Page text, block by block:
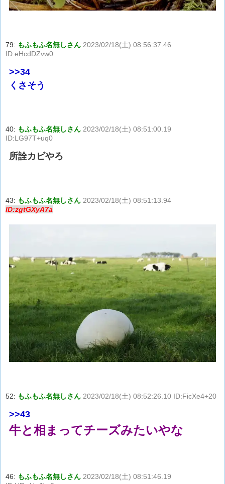
79: もふもふ名無しさん 2023/02/18(土) 08:56:37.46
ID:eHcdDZvw0
>>34
くさそう
40: もふもふ名無しさん 2023/02/18(土) 08:51:00.19
ID:LG97T+uq0
所詮カビやろ
43: もふもふ名無しさん 2023/02/18(土) 08:51:13.94
ID:zgtGXyA7a
52: もふもふ名無しさん 2023/02/18(土) 08:52:26.10 ID:FicXe4+20
>>43
牛と相まってチーズみたいやな
46: もふもふ名無しさん 2023/02/18(土) 08:51:46.19